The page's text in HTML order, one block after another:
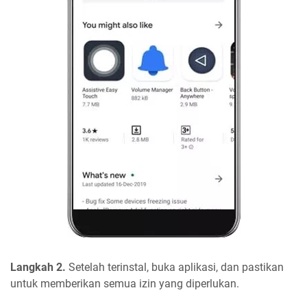
Langkah 2. Setelah terinstal, buka aplikasi, dan pastikan
untuk memberikan semua izin yang diperlukan.